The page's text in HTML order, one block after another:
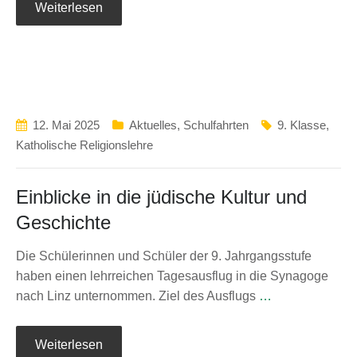
Weiterlesen
12. Mai 2025 Aktuelles, Schulfahrten 9. Klasse,
Katholische Religionslehre
Einblicke in die jüdische Kultur und
Geschichte
Die Schülerinnen und Schüler der 9. Jahrgangsstufe
haben einen lehrreichen Tagesausflug in die Synagoge
nach Linz unternommen. Ziel des Ausflugs …
Weiterlesen